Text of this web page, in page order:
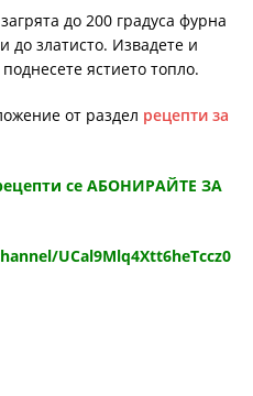
до 200 градуса фурна
до златисто. Извадете и
ястието топло.
от раздел рецепти за
се АБОНИРАЙТЕ ЗА
UCal9Mlq4Xtt6heTccz0